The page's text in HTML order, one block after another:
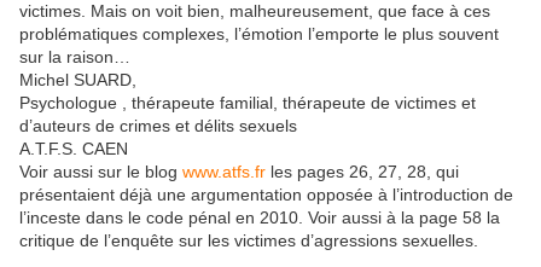
victimes. Mais on voit bien, malheureusement, que face à ces
problématiques complexes, l’émotion l’emporte le plus souvent
sur la raison…
Michel SUARD,
Psychologue , thérapeute familial, thérapeute de victimes et
d’auteurs de crimes et délits sexuels
A.T.F.S. CAEN
Voir aussi sur le blog www.atfs.fr les pages 26, 27, 28, qui
présentaient déjà une argumentation opposée à l’introduction de
l’inceste dans le code pénal en 2010. Voir aussi à la page 58 la
critique de l’enquête sur les victimes d’agressions sexuelles.